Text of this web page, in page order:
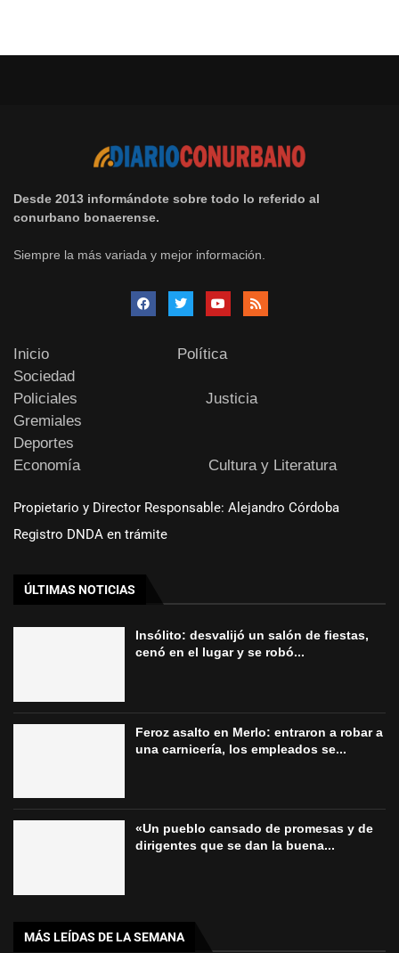
Desde 2013 informándote sobre todo lo referido al
conurbano bonaerense.
Siempre la más variada y mejor información.
Inicio
Política
Sociedad
Policiales
Justicia
Gremiales
Deportes
Economía
Cultura y Literatura
Propietario y Director Responsable: Alejandro Córdoba
Registro DNDA en trámite
ÚLTIMAS NOTICIAS
Insólito: desvalijó un salón de fiestas,
cenó en el lugar y se robó...
Feroz asalto en Merlo: entraron a robar a
una carnicería, los empleados se...
«Un pueblo cansado de promesas y de
dirigentes que se dan la buena...
MÁS LEÍDAS DE LA SEMANA